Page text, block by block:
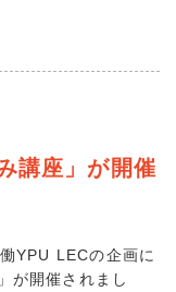
講座」が開催
YPU LECの企画に
が開催されまし